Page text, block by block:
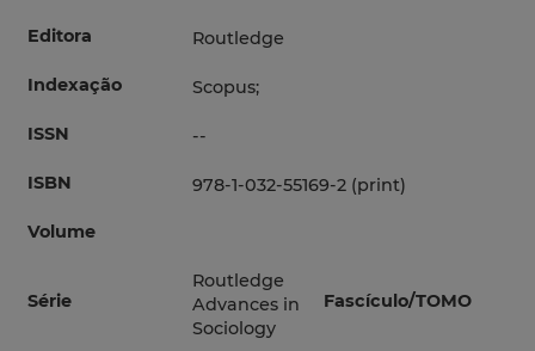
Editora Routledge
Indexação Scopus;
ISSN --
ISBN 978-1-032-55169-2 (print)
Volume
Série
Routledge
Advances in
Sociology
Fascículo/TOMO